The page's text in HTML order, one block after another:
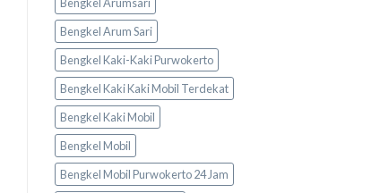
Bengkel Arum Sari
Bengkel Kaki-Kaki Purwokerto
Bengkel Kaki Kaki Mobil Terdekat
Bengkel Kaki Mobil
Bengkel Mobil
Bengkel Mobil Purwokerto 24 Jam